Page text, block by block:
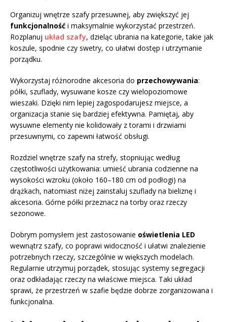
Organizuj wnętrze szafy przesuwnej, aby zwiększyć jej
funkcjonalność i maksymalnie wykorzystać przestrzeń.
Rozplanuj układ szafy, dzieląc ubrania na kategorie, takie jak
koszule, spodnie czy swetry, co ułatwi dostęp i utrzymanie
porządku.
Wykorzystaj różnorodne akcesoria do przechowywania:
półki, szuflady, wysuwane kosze czy wielopoziomowe
wieszaki. Dzięki nim lepiej zagospodarujesz miejsce, a
organizacja stanie się bardziej efektywna. Pamiętaj, aby
wysuwne elementy nie kolidowały z torami i drzwiami
przesuwnymi, co zapewni łatwość obsługi.
Rozdziel wnętrze szafy na strefy, stopniując według
częstotliwości użytkowania: umieść ubrania codzienne na
wysokości wzroku (około 160–180 cm od podłogi) na
drążkach, natomiast niżej zainstaluj szuflady na bieliznę i
akcesoria. Górne półki przeznacz na torby oraz rzeczy
sezonowe.
Dobrym pomysłem jest zastosowanie oświetlenia LED
wewnątrz szafy, co poprawi widoczność i ułatwi znalezienie
potrzebnych rzeczy, szczególnie w większych modelach.
Regularnie utrzymuj porządek, stosując systemy segregacji
oraz odkładając rzeczy na właściwe miejsca. Taki układ
sprawi, że przestrzeń w szafie będzie dobrze zorganizowana i
funkcjonalna.